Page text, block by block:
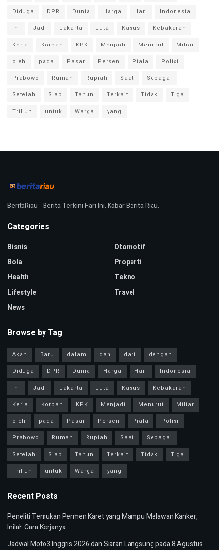
Diduga
DPR Dunia Harga Hari
Indonesia
Ini
Jadi Jakarta Juta Kasus
Kebakaran
Kerja
Korban KPK Menjadi Menurut
Miliar
oleh
pada Pasar Persen Piala
Polisi
Prabowo
Rumah Rupiah Saat
Sebagai
Setelah
Siap Tahun Terkait Tidak
Tiga
Triliun
untuk Warga yang
BeritaRiau - Berita Terkini Hari Ini, Kabar Berita Riau.
Categories
Bisnis
Bola
Health
Lifestyle
News
Otomotif
Properti
Tekno
Travel
Browse by Tag
Akan Baru dalam dan dari
dengan
Diduga
DPR Dunia Harga Hari
Indonesia
Ini
Jadi Jakarta Juta Kasus
Kebakaran
Kerja
Korban KPK Menjadi Menurut
Miliar
oleh
pada Pasar Persen Piala
Polisi
Prabowo
Rumah Rupiah Saat
Sebagai
Setelah
Siap Tahun Terkait Tidak
Tiga
Triliun
untuk Warga yang
Recent Posts
Peneliti Temukan Permen Karet yang Mampu Melawan Kanker,
Inilah Cara Kerjanya
Jadwal Moto3 Inggris 2026 dan Siaran Langsung pada 8 Agustus